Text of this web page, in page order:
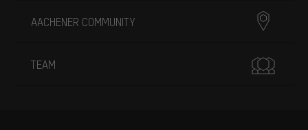
AACHENER COMMUNITY
TEAM